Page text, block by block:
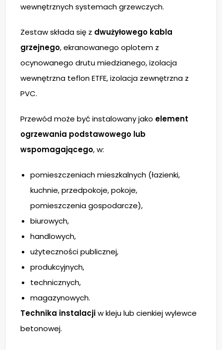
wewnętrznych systemach grzewczych.
Zestaw składa się z dwużyłowego kabla
grzejnego, ekranowanego oplotem z
ocynowanego drutu miedzianego, izolacja
wewnętrzna teflon ETFE, izolacja zewnętrzna z
PVC.
Przewód może być instalowany jako element
ogrzewania podstawowego lub
wspomagającego, w:
pomieszczeniach mieszkalnych (łazienki,
kuchnie, przedpokoje, pokoje,
pomieszczenia gospodarcze),
biurowych,
handlowych,
użyteczności publicznej,
produkcyjnych,
technicznych,
magazynowych.
Technika instalacjiw kleju lub cienkiej wylewce
betonowej.